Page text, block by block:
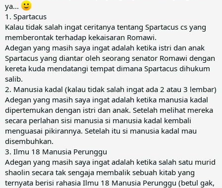
ya...
1. Spartacus
Kalau tidak salah ingat ceritanya tentang Spartacus cs yang
memberontak terhadap kekaisaran Romawi.
Adegan yang masih saya ingat adalah ketika istri dan anak
Spartacus yang diantar oleh seorang senator Romawi dengan
kereta kuda mendatangi tempat dimana Spartacus dihukum
salib.
2. Manusia kadal (kalau tidak salah ingat ada 2 atau 3 lembar)
Adegan yang masih saya ingat adalah ketika manusia kadal
dipertemukan dengan istri dan anak. Setelah melihat mereka
secara perlahan sisi manusia si manusia kadal kembali
menguasai pikirannya. Setelah itu si manusia kadal mau
disembuhkan.
3. Ilmu 18 Manusia Perunggu
Adegan yang masih saya ingat adalah ketika salah satu murid
shaolin secara tak sengaja membalik sebuah kitab yang
ternyata berisi rahasia Ilmu 18 Manusia Perunggu (betul gak,